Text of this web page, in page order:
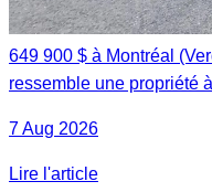
649 900 $ à Montréal
ressemble une propriété
7 Aug 2026
Lire l'article